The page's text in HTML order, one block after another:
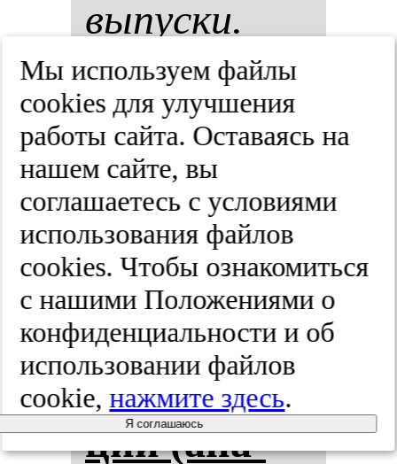
вы­пус­ки.
2025;(8-2):20-25
Эк­зос­ке­лет
кис­ти в
сов­ре­мен­
ной аби­ли­
та­ции и ре­
аби­ли­та­
ции (ана­
Мы используем файлы
cооkies для улучшения
работы сайта. Оставаясь на
нашем сайте, вы
соглашаетесь с условиями
использования файлов
cооkies. Чтобы ознакомиться
с нашими Положениями о
конфиденциальности и об
использовании файлов
cookie,нажмите здесь.
Я соглашаюсь